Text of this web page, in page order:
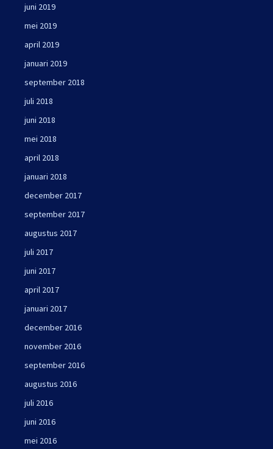
juni 2019
mei 2019
april 2019
januari 2019
september 2018
juli 2018
juni 2018
mei 2018
april 2018
januari 2018
december 2017
september 2017
augustus 2017
juli 2017
juni 2017
april 2017
januari 2017
december 2016
november 2016
september 2016
augustus 2016
juli 2016
juni 2016
mei 2016